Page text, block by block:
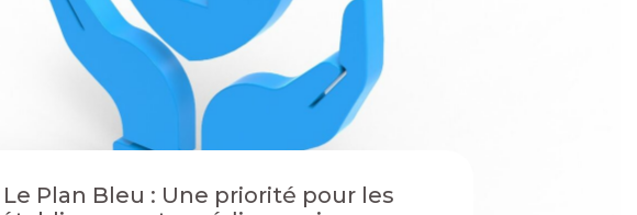
Le Plan Bleu : Une priorité pour les